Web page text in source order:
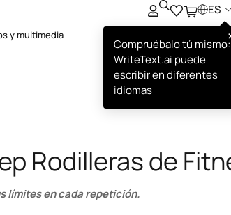
y multimedia
ES
Compruébalo tú mismo:
WriteText.ai puede
escribir en diferentes
idiomas
Rodilleras de
límites en cada repetición.